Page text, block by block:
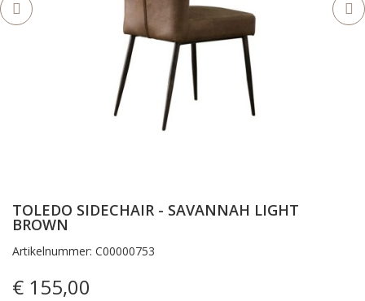
TOLEDO SIDECHAIR - SAVANNAH LIGHT
BROWN
Artikelnummer: C00000753
€ 155,00